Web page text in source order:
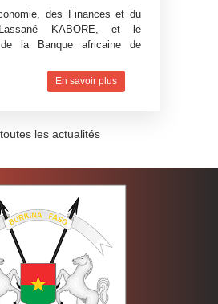
des Finances et du
Lassané KABORE, et le
de la Banque africaine de
En savoir plus
les actualités